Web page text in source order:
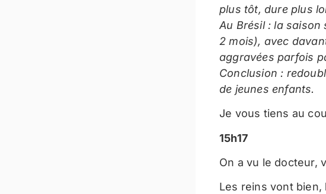
plus tôt, dure plus
Au Brésil : la saison
2 mois), avec
aggravées parfois
Conclusion :
de jeunes enfants.
Je vous tiens au
15h17
On a vu le docteur,
Les reins vont